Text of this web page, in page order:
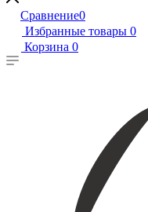
Сравнение0
Избранные товары 0
Корзина 0